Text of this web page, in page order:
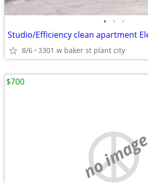
• • •
8/6 3301 w baker st plant city
no image
$700